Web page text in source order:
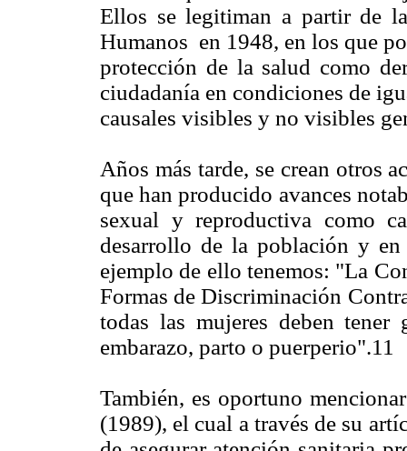
Ellos se legitiman a partir de
Humanos en 1948, en los que
protección de la salud como
ciudadanía en condiciones de
causales visibles y no visibles
Años más tarde, se crean otros
que han producido avances
sexual y reproductiva como
desarrollo de la población y
ejemplo de ello tenemos: "La
Formas de Discriminación
todas las mujeres deben
embarazo, parto o puerperio".11
También, es oportuno
(1989), el cual a través de su